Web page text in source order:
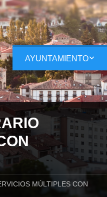
AYUNTAMIENTO
MÚLTIPLES CON